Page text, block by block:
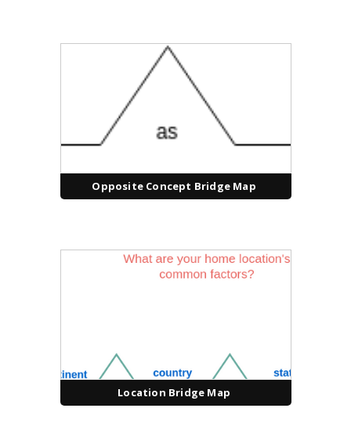
Opposite Concept Bridge Map
Location Bridge Map